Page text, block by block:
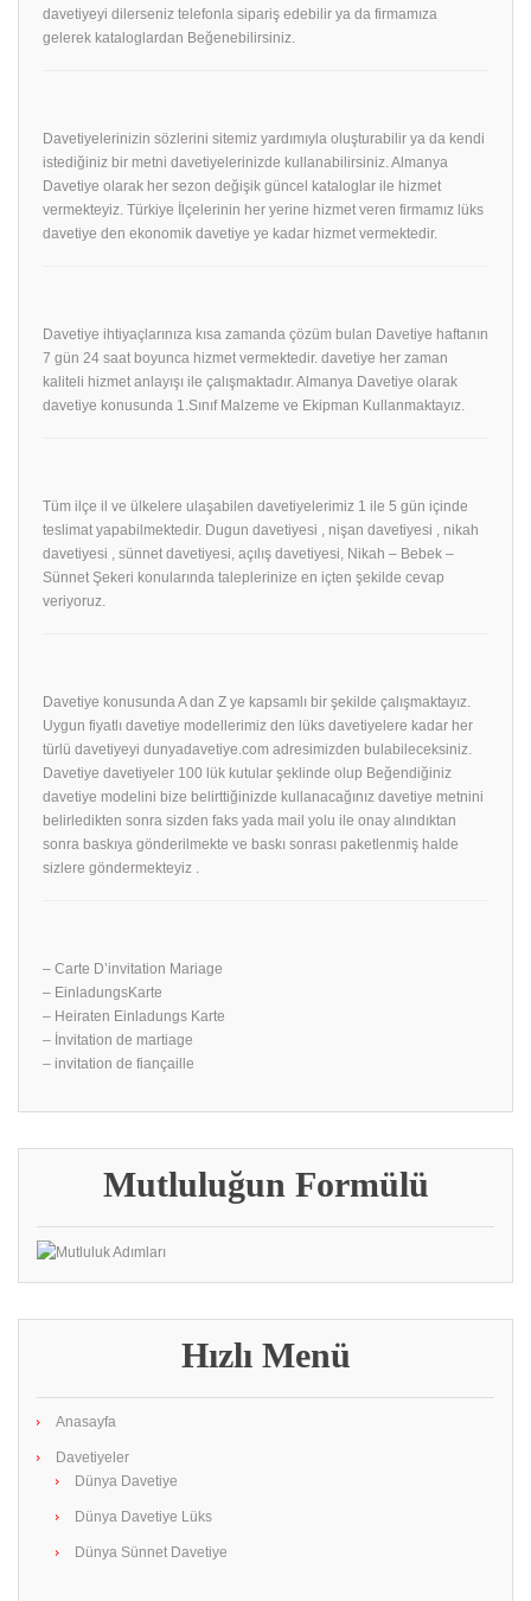
davetiyeyi dilerseniz telefonla sipariş edebilir ya da firmamıza
gelerek kataloglardan Beğenebilirsiniz.
Davetiyelerinizin sözlerini sitemiz yardımıyla oluşturabilir ya da kendi
istediğiniz bir metni davetiyelerinizde kullanabilirsiniz. Almanya
Davetiye olarak her sezon değişik güncel kataloglar ile hizmet
vermekteyiz. Türkiye İlçelerinin her yerine hizmet veren firmamız lüks
davetiye den ekonomik davetiye ye kadar hizmet vermektedir.
Davetiye ihtiyaçlarınıza kısa zamanda çözüm bulan Davetiye haftanın
7 gün 24 saat boyunca hizmet vermektedir. davetiye her zaman
kaliteli hizmet anlayışı ile çalışmaktadır. Almanya Davetiye olarak
davetiye konusunda 1.Sınıf Malzeme ve Ekipman Kullanmaktayız.
Tüm ilçe il ve ülkelere ulaşabilen davetiyelerimiz 1 ile 5 gün içinde
teslimat yapabilmektedir. Dugun davetiyesi , nişan davetiyesi , nikah
davetiyesi , sünnet davetiyesi, açılış davetiyesi, Nikah – Bebek –
Sünnet Şekeri konularında taleplerinize en içten şekilde cevap
veriyoruz.
Davetiye konusunda A dan Z ye kapsamlı bir şekilde çalışmaktayız.
Uygun fiyatlı davetiye modellerimiz den lüks davetiyelere kadar her
türlü davetiyeyi dunyadavetiye.com adresimizden bulabileceksiniz.
Davetiye davetiyeler 100 lük kutular şeklinde olup Beğendiğiniz
davetiye modelini bize belirttiğinizde kullanacağınız davetiye metnini
belirledikten sonra sizden faks yada mail yolu ile onay alındıktan
sonra baskıya gönderilmekte ve baskı sonrası paketlenmiş halde
sizlere göndermekteyiz .
– Carte D’invitation Mariage
– EinladungsKarte
– Heiraten Einladungs Karte
– İnvitation de martiage
– invitation de fiançaille
Mutluluğun Formülü
Hızlı Menü
Anasayfa
Davetiyeler
Dünya Davetiye
Dünya Davetiye Lüks
Dünya Sünnet Davetiye